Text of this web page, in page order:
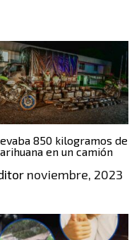
850 kilogramos de
en un camión
noviembre, 2023